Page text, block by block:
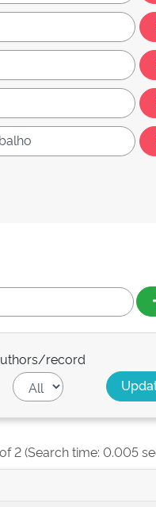
record
2 (Search time: 0.005